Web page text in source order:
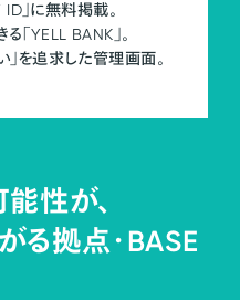
ID」に無料掲載。
「YELL BANK」。
」を追求した管理画面。
性が、
る拠点・BASE